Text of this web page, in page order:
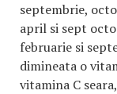
septembrie,
april si sept
februarie si
dimineata o
vitamina C